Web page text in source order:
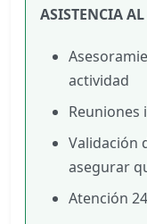
ASISTENCIA
actividad
Reuniones
Validación
asegurar
Atención